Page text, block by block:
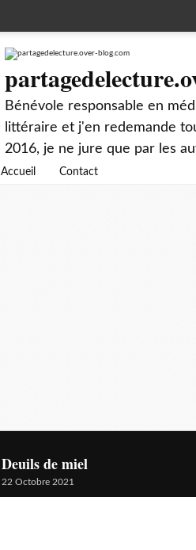
Bénévole responsable en
littéraire et j'en redemande
2016, je ne jure que par les
Accueil Contact
Deuils de miel
22 Octobre 2021